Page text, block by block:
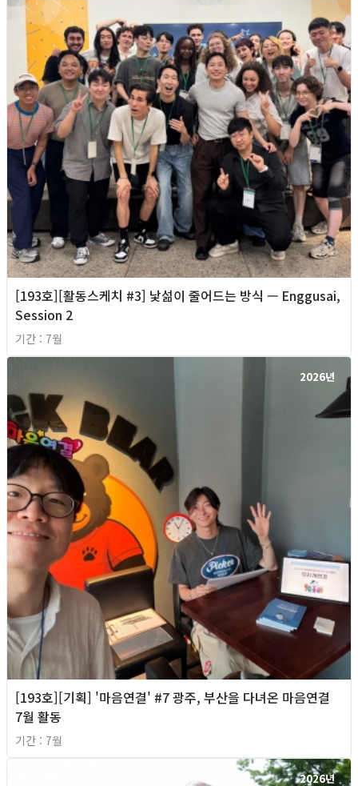
[193호][활동스케치 #3] 낯섦이 줄어드는 방식 — Enggusai,
Session 2
기간 : 7월
2026년
[193호][기획] '마음연결' #7 광주, 부산을 다녀온 마음연결
7월 활동
기간 : 7월
2026년